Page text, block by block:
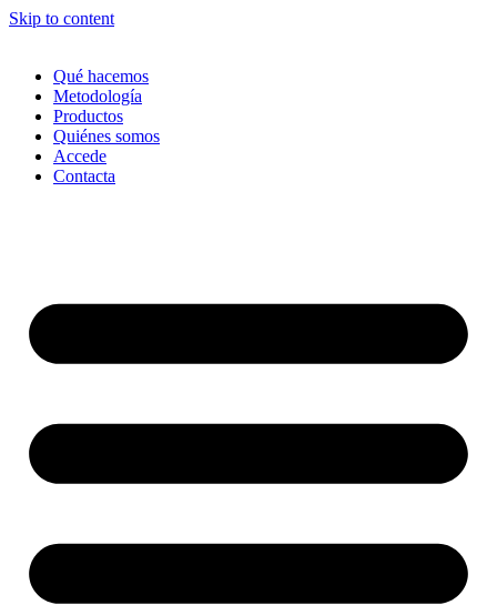
Skip to content
Qué hacemos
Metodología
Productos
Quiénes somos
Accede
Contacta